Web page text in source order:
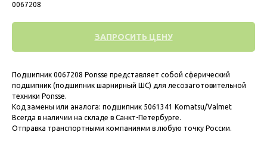
0067208
ЗАПРОСИТЬ ЦЕНУ
Подшипник 0067208 Ponsse представляет собой сферический
подшипник (подшипник шарнирный ШС) для лесозаготовительной
техники Ponsse.
Код замены или аналога: подшипник 5061341 Komatsu/Valmet
Всегда в наличии на складе в Санкт-Петербурге.
Отправка транспортными компаниями в любую точку России.